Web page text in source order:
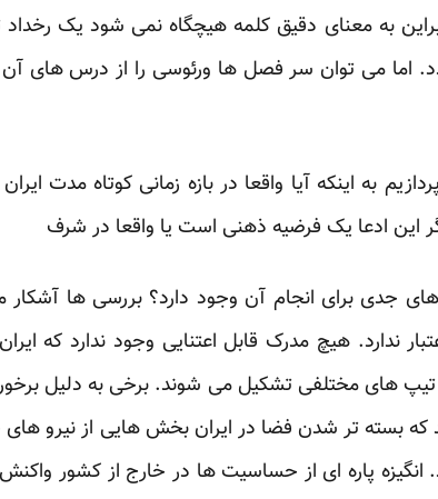
به معنای دقیق کلمه هیچگاه نمی شود یک
اما می توان سر فصل ها ورئوسی را از درس های آن
به اینکه آیا واقعا در بازه زمانی کوتاه مدت
این ادعا یک فرضیه ذهنی است یا واقعا در شرف
جدی برای انجام آن وجود دارد؟ بررسی ها
ندارد. هیچ مدرک قابل اعتنایی وجود ندارد که
تیپ های مختلفی تشکیل می شوند. برخی به دلیل
بسته تر شدن فضا در ایران بخش هایی از نیرو های
پاره ای از حساسیت ها در خارج از کشور